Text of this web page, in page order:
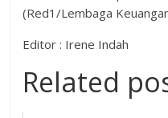
(Red1/Lembaga
Editor : Irene Indah
Related